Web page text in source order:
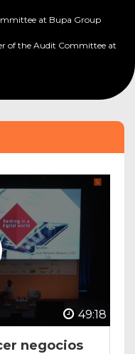
at Bupa Group
of the Audit Committee at
49:18
negocios